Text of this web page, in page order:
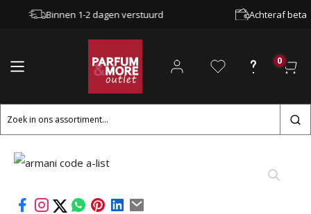
Binnen 1-2 dagen verstuurd Achteraf betalen
0
Zoeken
naar: